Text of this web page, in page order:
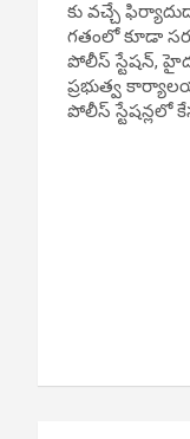
కు వచ్చే
గతంలో కూడా
పోలీస్ స్టేషన్,
ప్రభుత్వ
పోలీస్ స్టేషన్లలో